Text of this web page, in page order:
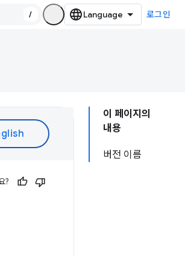
/ 로그인
이 페이지의
내용
버전 이름
?